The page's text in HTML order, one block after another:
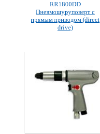
RR1800DD
Пневмошуруповерт с
прямым приводом (direct
drive)